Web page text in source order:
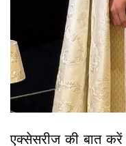
एक्सेसरीज की बात करें